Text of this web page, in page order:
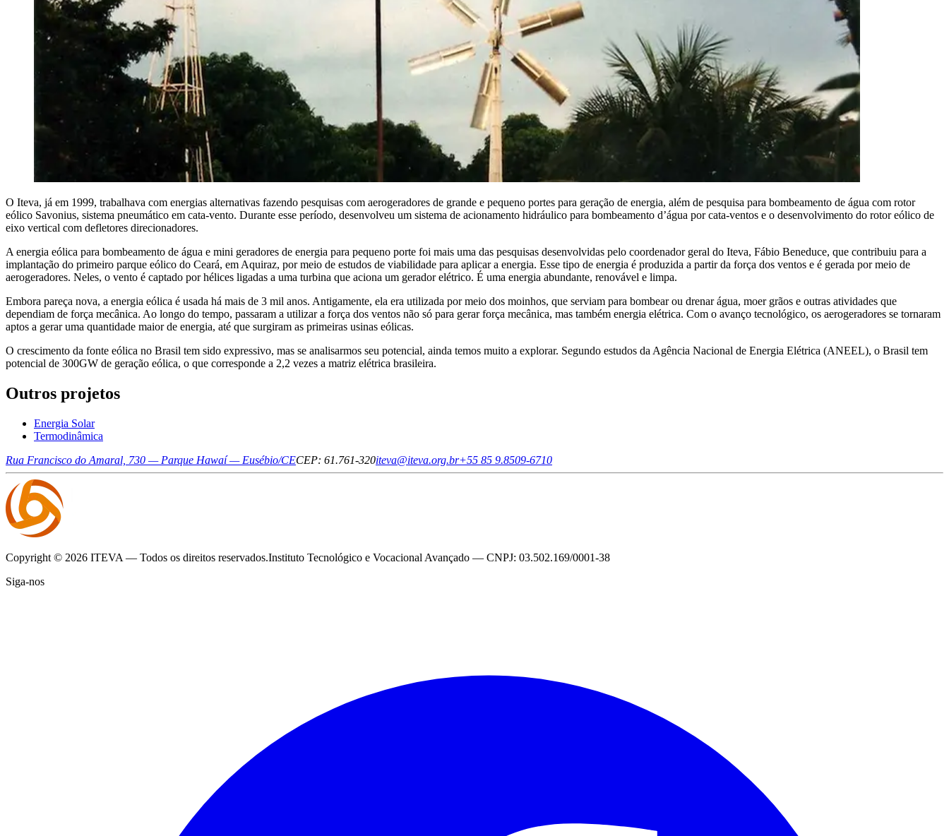
O Iteva, já em 1999, trabalhava com energias alternativas fazendo pesquisas com aerogeradores de grande e pequeno portes para geração de energia, além de pesquisa para bombeamento de água com rotor
eólico Savonius, sistema pneumático em cata-vento. Durante esse período, desenvolveu um sistema de acionamento hidráulico para bombeamento d’água por cata-ventos e o desenvolvimento do rotor eólico de
eixo vertical com defletores direcionadores.
A energia eólica para bombeamento de água e mini geradores de energia para pequeno porte foi mais uma das pesquisas desenvolvidas pelo coordenador geral do Iteva, Fábio Beneduce, que contribuiu para a
implantação do primeiro parque eólico do Ceará, em Aquiraz, por meio de estudos de viabilidade para aplicar a energia. Esse tipo de energia é produzida a partir da força dos ventos e é gerada por meio de
aerogeradores. Neles, o vento é captado por hélices ligadas a uma turbina que aciona um gerador elétrico. É uma energia abundante, renovável e limpa.
Embora pareça nova, a energia eólica é usada há mais de 3 mil anos. Antigamente, ela era utilizada por meio dos moinhos, que serviam para bombear ou drenar água, moer grãos e outras atividades que
dependiam de força mecânica. Ao longo do tempo, passaram a utilizar a força dos ventos não só para gerar força mecânica, mas também energia elétrica. Com o avanço tecnológico, os aerogeradores se tornaram
aptos a gerar uma quantidade maior de energia, até que surgiram as primeiras usinas eólicas.
O crescimento da fonte eólica no Brasil tem sido expressivo, mas se analisarmos seu potencial, ainda temos muito a explorar. Segundo estudos da Agência Nacional de Energia Elétrica (ANEEL), o Brasil tem
potencial de 300GW de geração eólica, o que corresponde a 2,2 vezes a matriz elétrica brasileira.
Outros projetos
Energia Solar
Termodinâmica
Rua Francisco do Amaral, 730 — Parque Hawaí — Eusébio/CECEP: 61.761-320iteva@iteva.org.br+55 85 9.8509-6710
Copyright © 2026 ITEVA — Todos os direitos reservados.Instituto Tecnológico e Vocacional Avançado — CNPJ: 03.502.169/0001-38
Siga-nos